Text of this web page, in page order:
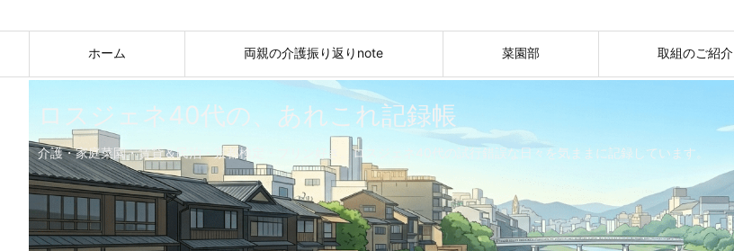
ホーム 両親の介護振り返りnote 菜園部 取組のご紹介
ロスジェネ40代の、あれこれ記録帳
介護・家庭菜園・賃貸＆民泊・京都検定・プリン好き。ロスジェネ40代の試行錯誤な日々を気ままに記録しています。